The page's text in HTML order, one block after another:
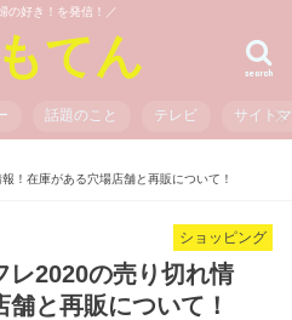
の好き！を発信！／
てん search
話題のこと テレビ サイト
！在庫がある穴場店舗と再販について！
ショッピング
レ2020の売り切れ情
と再販について！